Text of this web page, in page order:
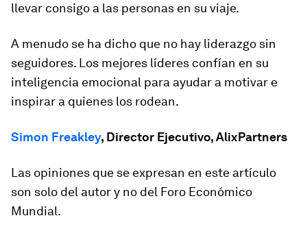
llevar consigo a las personas en su viaje.
A menudo se ha dicho que no hay liderazgo sin
seguidores. Los mejores líderes confían en su
inteligencia emocional para ayudar a motivar e
inspirar a quienes los rodean.
Simon Freakley, Director Ejecutivo, AlixPartners
Las opiniones que se expresan en este artículo
son solo del autor y no del Foro Económico
Mundial.